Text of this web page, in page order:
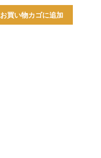
お買い物カゴに追加